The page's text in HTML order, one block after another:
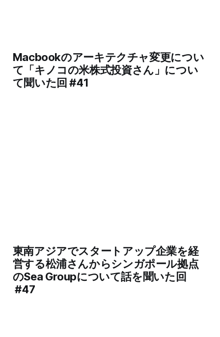
Macbookのアーキテクチャ変更につい
て「キノコの米株式投資さん」につい
て聞いた回 #41
東南アジアでスタートアップ企業を経
営する松浦さんからシンガポール拠点
のSea Groupについて話を聞いた回
#47